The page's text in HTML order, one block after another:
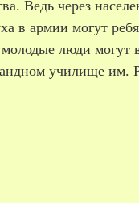
Ведь через
в армии могут
люди
училище им.